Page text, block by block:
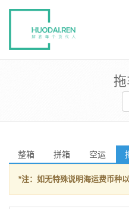
整箱 拼箱 空运
*注：如无特殊说明海运费币种以